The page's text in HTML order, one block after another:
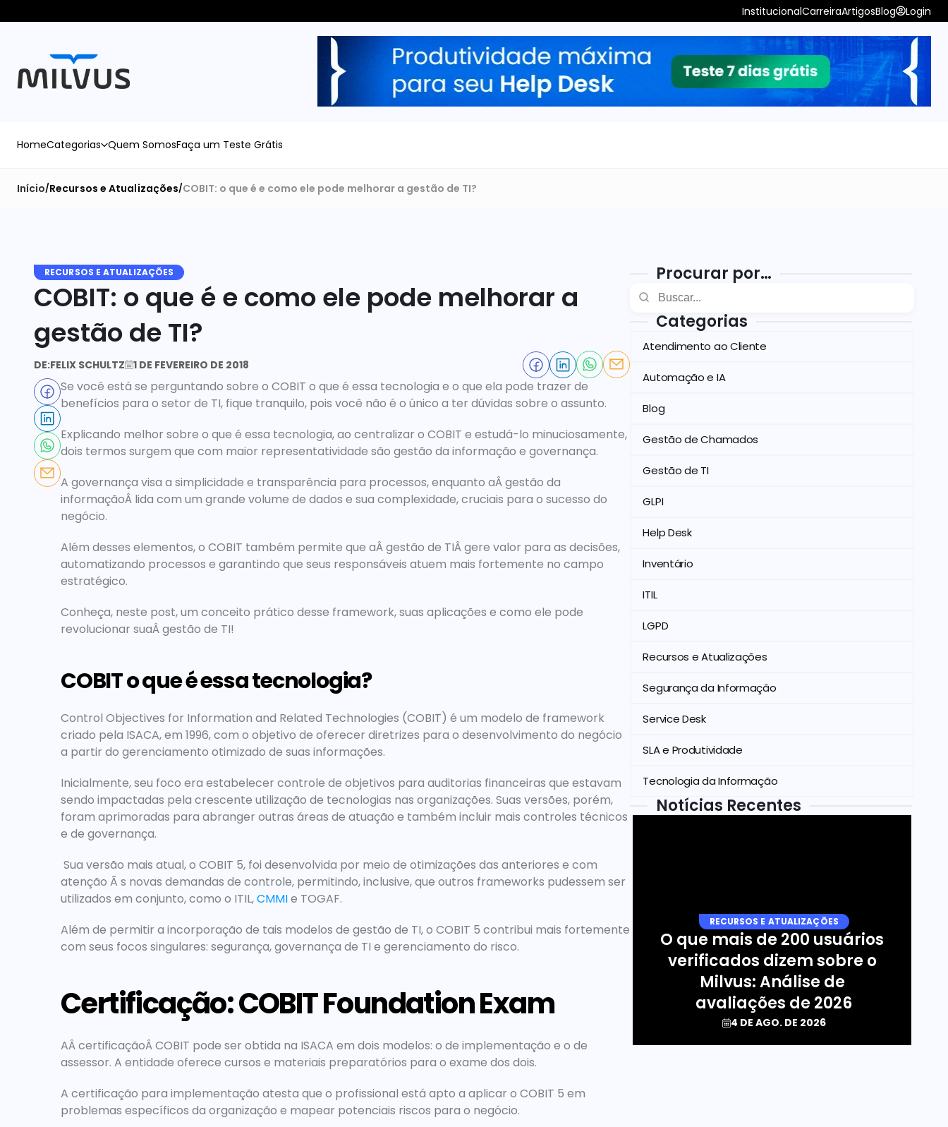
InstitucionalCarreiraArtigosBlog Login
HomeCategorias Quem SomosFaça um Teste Grátis
Início/Recursos e Atualizações/COBIT: o que é e como ele pode melhorar a gestão de TI?
RECURSOS E ATUALIZAÇÕES
COBIT: o que é e como ele pode melhorar a
gestão de TI?
DE:FELIX SCHULTZ 1 DE FEVEREIRO DE 2018
Se você está se perguntando sobre o COBIT o que é essa tecnologia e o que ela pode trazer de
benefícios para o setor de TI, fique tranquilo, pois você não é o único a ter dúvidas sobre o assunto.
Explicando melhor sobre o que é essa tecnologia, ao centralizar o COBIT e estudá-lo minuciosamente,
dois termos surgem que com maior representatividade são gestão da informação e governança.
A governança visa a simplicidade e transparência para processos, enquanto aÂ gestão da
informaçãoÂ lida com um grande volume de dados e sua complexidade, cruciais para o sucesso do
negócio.
Além desses elementos, o COBIT também permite que aÂ gestão de TIÂ gere valor para as decisões,
automatizando processos e garantindo que seus responsáveis atuem mais fortemente no campo
estratégico.
Conheça, neste post, um conceito prático desse framework, suas aplicações e como ele pode
revolucionar suaÂ gestão de TI!
COBIT o que é essa tecnologia?
Control Objectives for Information and Related Technologies (COBIT) é um modelo de framework
criado pela ISACA, em 1996, com o objetivo de oferecer diretrizes para o desenvolvimento do negócio
a partir do gerenciamento otimizado de suas informações.
Inicialmente, seu foco era estabelecer controle de objetivos para auditorias financeiras que estavam
sendo impactadas pela crescente utilização de tecnologias nas organizações. Suas versões, porém,
foram aprimoradas para abranger outras áreas de atuação e também incluir mais controles técnicos
e de governança.
atenção Ã s novas demandas de controle, permitindo, inclusive, que outros frameworks pudessem ser
utilizados em conjunto, como o ITIL, CMMI e TOGAF.
Além de permitir a incorporação de tais modelos de gestão de TI, o COBIT 5 contribui mais fortemente
com seus focos singulares: segurança, governança de TI e gerenciamento do risco.
Certificação: COBIT Foundation Exam
AÂ certificaçãoÂ COBIT pode ser obtida na ISACA em dois modelos: o de implementação e o de
assessor. A entidade oferece cursos e materiais preparatórios para o exame dos dois.
A certificação para implementação atesta que o profissional está apto a aplicar o COBIT 5 em
problemas específicos da organização e mapear potenciais riscos para o negócio.
Procurar por…
Categorias
Atendimento ao Cliente
Automação e IA
Blog
Gestão de Chamados
Gestão de TI
GLPI
Help Desk
Inventário
ITIL
LGPD
Recursos e Atualizações
Segurança da Informação
Service Desk
SLA e Produtividade
Tecnologia da Informação
Notícias Recentes
RECURSOS E ATUALIZAÇÕES
O que mais de 200 usuários
verificados dizem sobre o
Milvus: Análise de
avaliações de 2026
4 DE AGO. DE 2026